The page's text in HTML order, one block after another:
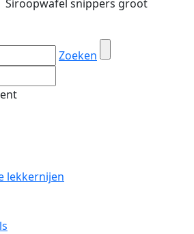
Siroopwafel snippers groot
Zoeken
lekkernijen